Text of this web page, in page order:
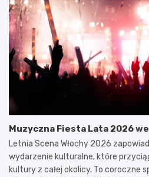
Muzyczna Fiesta Lata 2026 we
Letnia Scena Włochy 2026
wydarzenie kulturalne, które
kultury z całej okolicy. To coroczne